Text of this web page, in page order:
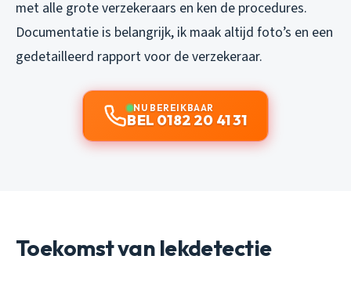
met alle grote verzekeraars en ken de procedures.
Documentatie is belangrijk, ik maak altijd foto’s en een
gedetailleerd rapport voor de verzekeraar.
NU BEREIKBAAR
BEL 0182 20 41 31
Toekomst van lekdetectie